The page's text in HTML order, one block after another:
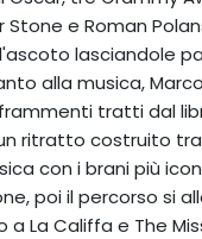
Stone e Roman
lasciandole
alla musica,
tratti dal
ritratto costruito
con i brani più
poi il percorso si
La Califfa e The